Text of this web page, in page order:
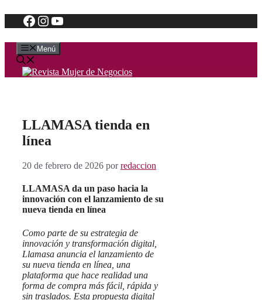
Saltar
al
Facebook
Instagram
YouTube
Menú
LLAMASA tienda en
línea
20 de febrero de 2026 porredaccion
LLAMASA da un paso hacia la
innovación con el lanzamiento de su
nueva tienda en línea
Como parte de su estrategia de
innovación y transformación digital,
Llamasa anuncia el lanzamiento de
su nueva tienda en línea, una
plataforma que hace realidad una
forma de compra más fácil, rápida y
sin traslados. Esta propuesta digital